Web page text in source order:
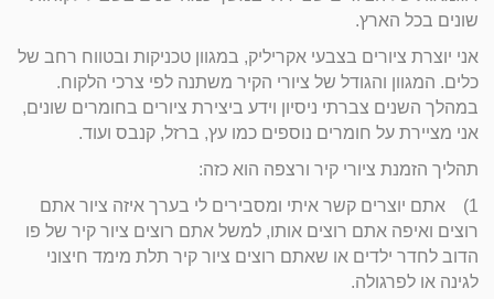
שונים בכל הארץ.
אני יוצרת ציורים בצבעי אקריליק, במגוון טכניקות ובטווח רחב של
כלים. המגוון והגודל של ציורי הקיר משתנה לפי צרכי הלקוח.
במהלך השנים צברתי ניסיון וידע ביצירת ציורים בחומרים שונים,
אני מציירת על חומרים נוספים כמו עץ, ברזל, קנבס ועוד.
תהליך הזמנת ציורי קיר ורצפה הוא כזה:
1) אתם יוצרים קשר איתי ומסבירים לי בערך איזה ציור אתם
רוצים ואיפה אתם רוצים אותו, למשל אתם רוצים ציור קיר של פו
הדוב לחדר ילדים או שאתם רוצים ציור קיר תלת מימד חיצוני
לגינה או לפרגולה.